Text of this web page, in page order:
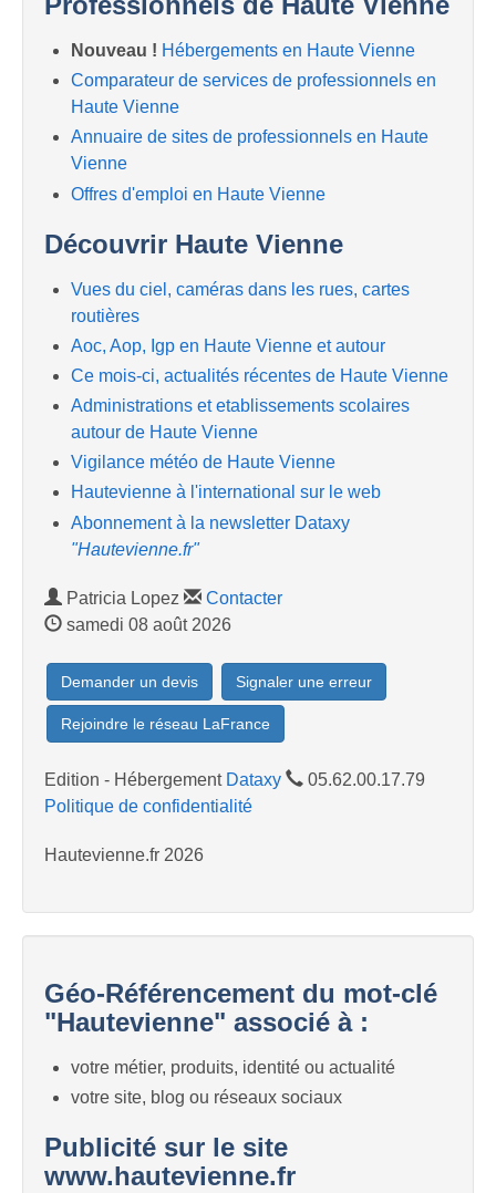
Nouveau ! Hébergements en Haute Vienne
Comparateur de services de professionnels en
Haute Vienne
Annuaire de sites de professionnels en Haute
Vienne
Offres d'emploi en Haute Vienne
Découvrir Haute Vienne
Vues du ciel, caméras dans les rues, cartes
routières
Aoc, Aop, Igp en Haute Vienne et autour
Ce mois-ci, actualités récentes de Haute Vienne
Administrations et etablissements scolaires
autour de Haute Vienne
Vigilance météo de Haute Vienne
Hautevienne à l'international sur le web
Abonnement à la newsletter Dataxy
"Hautevienne.fr"
Patricia Lopez
Contacter
samedi 08 août 2026
Demander un devis Signaler une erreur
Rejoindre le réseau LaFrance
Edition - Hébergement Dataxy
05.62.00.17.79
Politique de confidentialité
Hautevienne.fr 2026
Géo-Référencement du mot-clé
"Hautevienne" associé à :
votre métier, produits, identité ou actualité
votre site, blog ou réseaux sociaux
Publicité sur le site
www.hautevienne.fr